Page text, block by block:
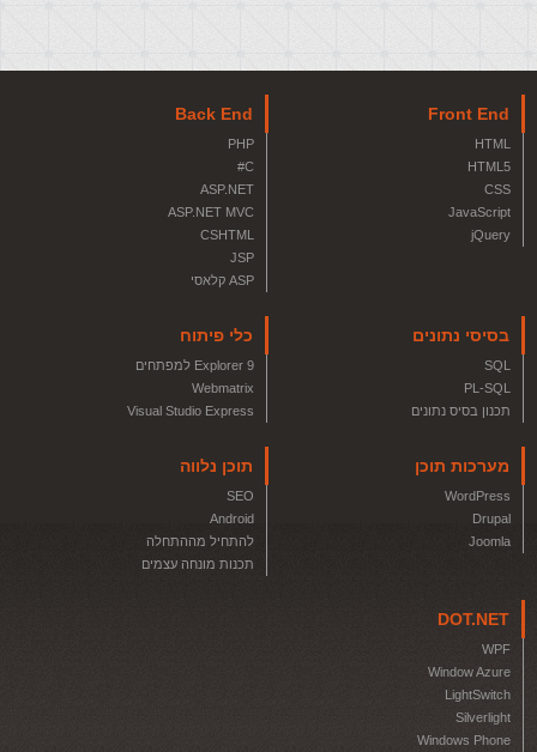
Front End
HTML
HTML5
CSS
JavaScript
jQuery
Back End
PHP
C#
ASP.NET
ASP.NET MVC
CSHTML
JSP
ASP קלאסי
בסיסי נתונים
SQL
PL-SQL
תכנון בסיס נתונים
כלי פיתוח
Explorer 9 למפתחים
Webmatrix
Visual Studio Express
מערכות תוכן
WordPress
Drupal
Joomla
תוכן נלווה
SEO
Android
להתחיל מההתחלה
תכנות מונחה עצמים
DOT.NET
WPF
Window Azure
LightSwitch
Silverlight
Windows Phone